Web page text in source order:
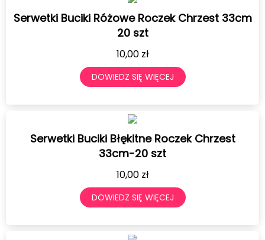
Serwetki Buciki Różowe Roczek Chrzest 33cm
20 szt
10,00 zł
DOWIEDZ SIĘ WIĘCEJ
Serwetki Buciki Błękitne Roczek Chrzest
33cm-20 szt
10,00 zł
DOWIEDZ SIĘ WIĘCEJ